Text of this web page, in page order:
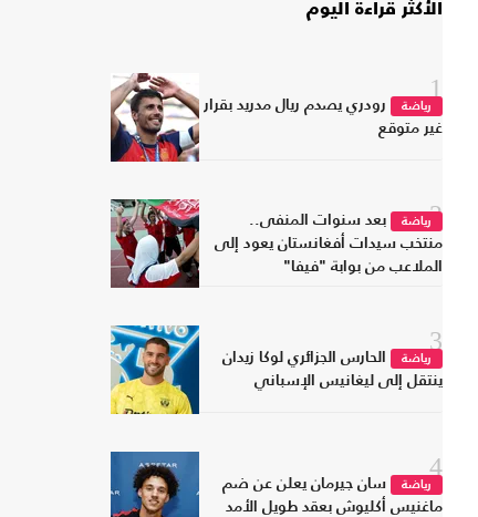
الأكثر قراءة اليوم
1
رياضة
رودري يصدم ريال مدريد بقرار
غير متوقع
2رياضة
بعد سنوات المنفى..
منتخب سيدات أفغانستان يعود إلى
الملاعب من بوابة "فيفا"
3
رياضة
الحارس الجزائري لوكا زيدان
ينتقل إلى ليغانيس الإسباني
4
رياضة
سان جيرمان يعلن عن ضم
ماغنيس أكليوش بعقد طويل الأمد